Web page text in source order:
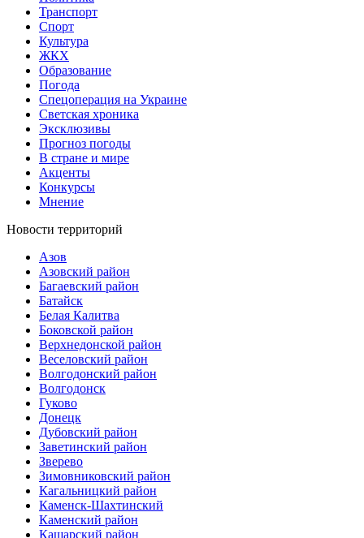
Транспорт
Спорт
Культура
ЖКХ
Образование
Погода
Спецоперация на Украине
Светская хроника
Эксклюзивы
Прогноз погоды
В стране и мире
Акценты
Конкурсы
Мнение
Новости территорий
Азов
Азовский район
Багаевский район
Батайск
Белая Калитва
Боковской район
Верхнедонской район
Веселовский район
Волгодонский район
Волгодонск
Гуково
Донецк
Дубовский район
Заветинский район
Зверево
Зимовниковский район
Кагальницкий район
Каменск-Шахтинский
Каменский район
Кашарский район